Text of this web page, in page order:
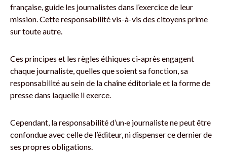
française, guide les journalistes dans l’exercice de leur
mission. Cette responsabilité vis-à-vis des citoyens prime
sur toute autre.
Ces principes et les règles éthiques ci-après engagent
chaque journaliste, quelles que soient sa fonction, sa
responsabilité au sein de la chaîne éditoriale et la forme de
presse dans laquelle il exerce.
Cependant, la responsabilité d’un·e journaliste ne peut être
confondue avec celle de l’éditeur, ni dispenser ce dernier de
ses propres obligations.